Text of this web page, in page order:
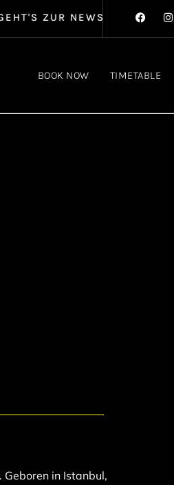
ZUR NEWSLETTER
BOOK NOW TIMETABLE
in Istanbul,